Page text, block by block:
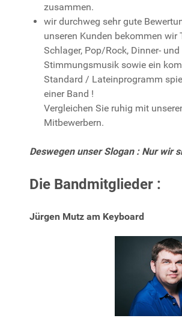
zusammen.
wir durchweg sehr gute
unseren Kunden bekommen wir
Schlager, Pop/Rock, Dinner- und
Stimmungsmusik sowie ein
Standard / Lateinprogramm
einer Band !
Vergleichen Sie ruhig mit
Mitbewerbern.
Deswegen unser Slogan : Nur wir
Die Bandmitglieder :
Jürgen Mutz am Keyboard